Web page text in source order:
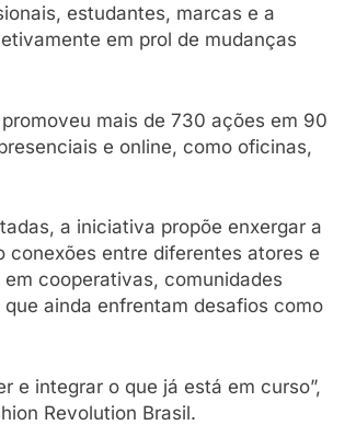
estudantes, marcas e a
em prol de mudanças
mais de 730 ações em 90
e online, como oficinas,
a iniciativa propõe enxergar a
conexões entre diferentes atores e
cooperativas, comunidades
ainda enfrentam desafios como
e integrar o que já está em curso”,
Revolution Brasil.